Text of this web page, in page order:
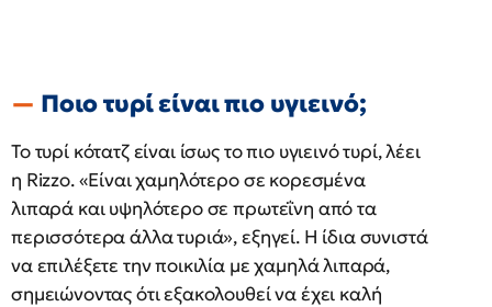
Ποιο τυρί είναι πιο υγιεινό;
Το τυρί κότατζ είναι ίσως το πιο υγιεινό τυρί, λέει
η Rizzo. «Είναι χαμηλότερο σε κορεσμένα
λιπαρά και υψηλότερο σε πρωτεΐνη από τα
περισσότερα άλλα τυριά», εξηγεί. Η ίδια συνιστά
να επιλέξετε την ποικιλία με χαμηλά λιπαρά,
σημειώνοντας ότι εξακολουθεί να έχει καλή